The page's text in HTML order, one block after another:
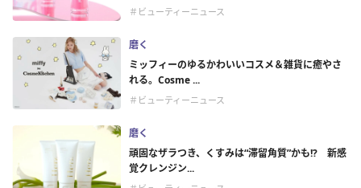
＃ビューティーニュース
磨く
ミッフィーのゆるかわいいコスメ＆雑貨に癒やさ
れる。Cosme ...
＃ビューティーニュース
磨く
頑固なザラつき、くすみは“滞留角質”かも!? 新感
覚クレンジン...